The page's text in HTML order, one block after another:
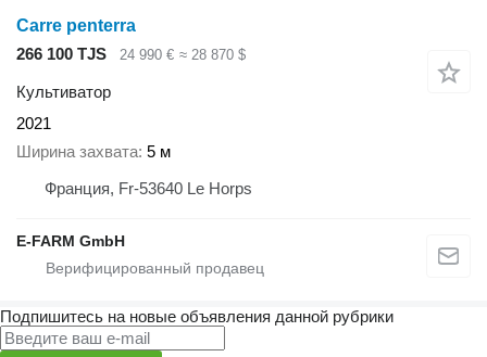
Carre penterra
266 100 TJS
24 990 € ≈ 28 870 $
Культиватор
2021
Ширина захвата 5 м
Франция, Fr-53640 Le Horps
E-FARM GmbH
Подпишитесь на новые объявления данной рубрики